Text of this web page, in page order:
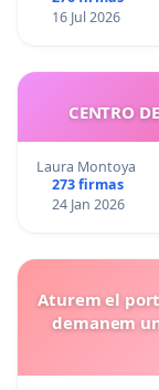
16 Jul 2026
CENTRO
Laura Montoya
273 firmas
24 Jan 2026
Aturem el
demanem